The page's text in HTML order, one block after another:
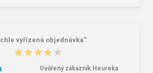
vyřízená objednávka“
★★★★★
★★★★★
Ověřený zákazník Heureka